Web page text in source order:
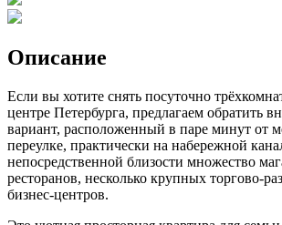
Описание
Если вы хотите снять посуточно
центре Петербурга, предлагаем обратить
вариант, расположенный в паре минут от
переулке, практически на набережной
непосредственной близости множество
ресторанов, несколько крупных торгово-
бизнес-центров.